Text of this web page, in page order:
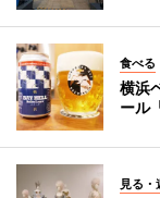
食べる
横浜
ール
見る・